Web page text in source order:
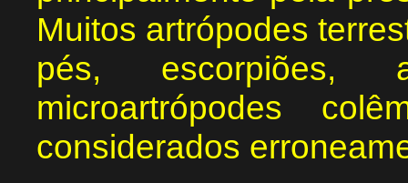
Muitos artrópodes
pés, escorpiões,
microartrópodes
considerados